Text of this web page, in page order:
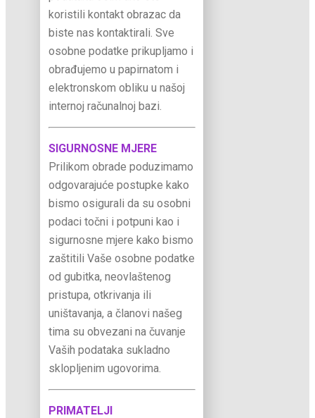
koristili kontakt obrazac da
biste nas kontaktirali. Sve
osobne podatke prikupljamo i
obrađujemo u papirnatom i
elektronskom obliku u našoj
internoj računalnoj bazi.
SIGURNOSNE MJERE
Prilikom obrade poduzimamo
odgovarajuće postupke kako
bismo osigurali da su osobni
podaci točni i potpuni kao i
sigurnosne mjere kako bismo
zaštitili Vaše osobne podatke
od gubitka, neovlaštenog
pristupa, otkrivanja ili
uništavanja, a članovi našeg
tima su obvezani na čuvanje
Vaših podataka sukladno
sklopljenim ugovorima.
PRIMATELJI